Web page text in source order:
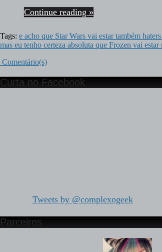
Continue reading »
Tags: e acho que Star Wars vai estar também
mas eu tenho certeza absoluta que Frozen vai
Comentário(s)
Curta no Facebook
Tweets by @complexogeek
Parceiros